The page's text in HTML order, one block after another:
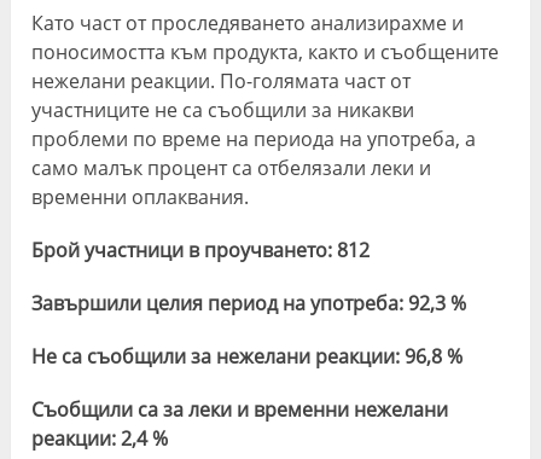
Като част от проследяването анализирахме и
поносимостта към продукта, както и съобщените
нежелани реакции. По-голямата част от
участниците не са съобщили за никакви
проблеми по време на периода на употреба, а
само малък процент са отбелязали леки и
временни оплаквания.
Брой участници в проучването: 812
Завършили целия период на употреба: 92,3 %
Не са съобщили за нежелани реакции: 96,8 %
Съобщили са за леки и временни нежелани
реакции: 2,4 %